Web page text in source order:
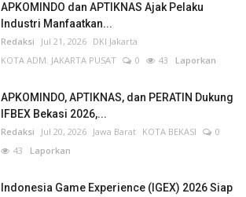
APKOMINDO dan APTIKNAS Ajak Pelaku
Industri Manfaatkan...
Redaksi Jul 21, 2026 DKI Jakarta
KOTA ADM. JAKARTA PUSAT
0 43 Laporkan
APKOMINDO, APTIKNAS, dan PERATIN Dukung
IFBEX Bekasi 2026,...
Redaksi Jul 20, 2026 Jawa Barat KOTA BEKASI
0
43 Laporkan
Indonesia Game Experience (IGEX) 2026 Siap